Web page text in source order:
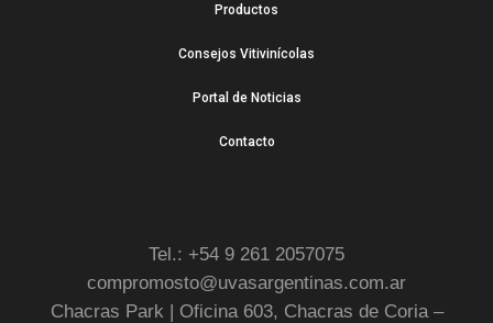
Productos
Consejos Vitivinícolas
Portal de Noticias
Contacto
Tel.: +54 9 261 2057075
compromosto@uvasargentinas.com.ar
Chacras Park | Oficina 603, Chacras de Coria –